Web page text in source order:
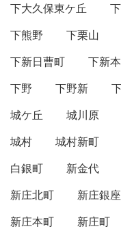
下大久保東ケ丘
下熊野
下栗山
下新日曹町
下新
下野
下野新
城ケ丘
城川原
城村
城村新町
白銀町
新金代
新庄北町
新庄銀座
新庄本町
新庄町